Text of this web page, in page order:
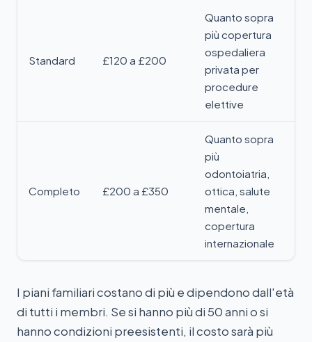
Standard £120 a £200
Quanto sopra
più copertura
ospedaliera
privata per
procedure
elettive
Completo £200 a £350
Quanto sopra
più
odontoiatria,
ottica, salute
mentale,
copertura
internazionale
I piani familiari costano di più e dipendono dall'età
di tutti i membri. Se si hanno più di 50 anni o si
hanno condizioni preesistenti, il costo sarà più